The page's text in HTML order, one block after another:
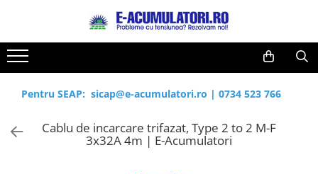
Toate Produsele
Acumulatori, Baterii si Incarcatoare
Uzuale
Baterii alcaline
Reduceri de vara
Cabluri
Acumulatori
Prelungitoare
Panouri fotovoltaice
Pentru SEAP: sicap@e-acumulatori.ro | 0734 523 766
Cablu de incarcare trifazat, Type 2 to 2 M-F
3x32A 4m | E-Acumulatori